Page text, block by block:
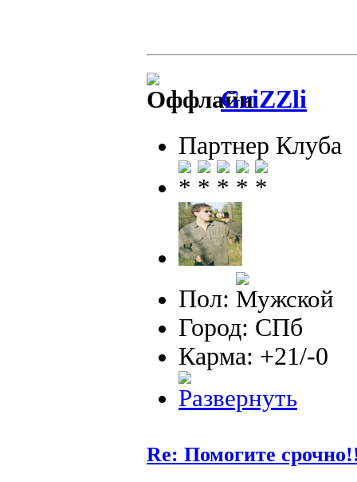
GriZZli
Партнер Клуба
Пол:
Город: СПб
Карма: +21/-0
Re: Помогите